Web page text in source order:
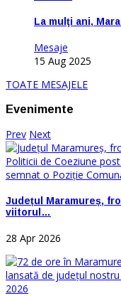
La mulţi ani,
Mesaje
15 Aug 2025
TOATE MESAJELE
Evenimente
Prev Next
Județul Maramureș,
viitorul…
28 Apr 2026